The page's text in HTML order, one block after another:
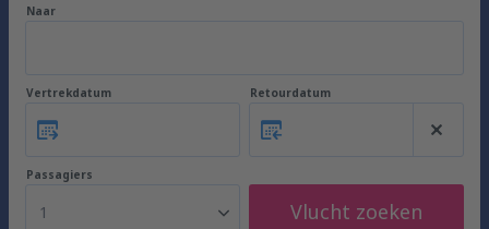
Naar
Vertrekdatum Retourdatum
Passagiers
1 Vlucht zoeken